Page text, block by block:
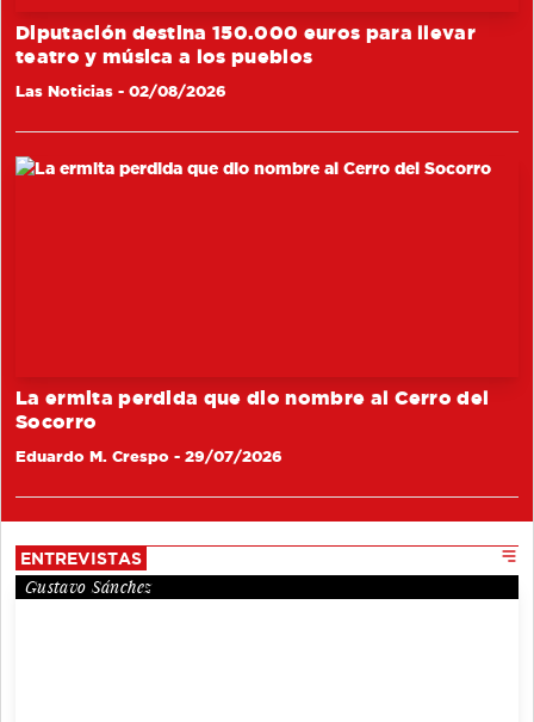
Diputación destina 150.000 euros para llevar
teatro y música a los pueblos
Las Noticias - 02/08/2026
La ermita perdida que dio nombre al Cerro del
Socorro
Eduardo M. Crespo - 29/07/2026
ENTREVISTAS
Gustavo Sánchez